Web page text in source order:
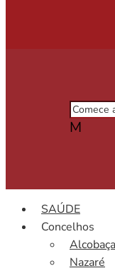
M
SAÚDE
Concelhos
Alcobaça
Nazaré